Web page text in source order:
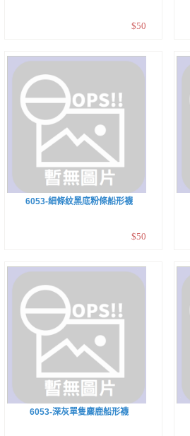
$50
6053-細條紋黑底粉條船形襪
$50
6053-深灰單隻麋鹿船形襪